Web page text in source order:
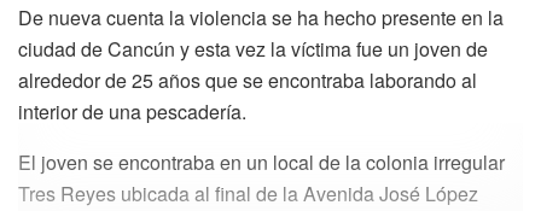
De nueva cuenta la violencia se ha hecho presente en la
ciudad de Cancún y esta vez la víctima fue un joven de
alrededor de 25 años que se encontraba laborando al
interior de una pescadería.
El joven se encontraba en un local de la colonia irregular
Tres Reyes ubicada al final de la Avenida José López